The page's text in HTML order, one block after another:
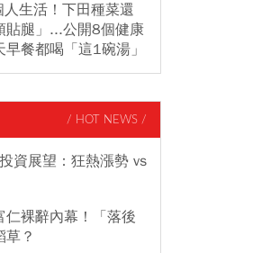
生活！下田種菜還
貼腿」...公開8個健康
餐都喝「這1碗湯」
/ HOT NEWS /
資展望：狂熱漲勢 vs
仁裸辭內幕！「落後
草？